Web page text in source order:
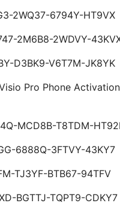
2WQ37-6794Y-HT9VX
2M6B8-2WDVY-
D3BK9-V6T7M-JK8YK
Pro Phone
MCD8B-T8TDM-
6888Q-3FTVY-43KY7
TJ3YF-BTB67-94TFV
BGTTJ-TQPT9-CDKY7